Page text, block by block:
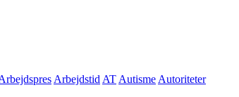
Arbejdstid AT Autisme Autoriteter